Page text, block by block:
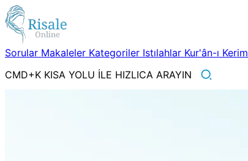
Sorular Makaleler Kategoriler Istılahlar Kur'ân-ı Kerim
CMD+K KISA YOLU İLE HIZLICA ARAYIN